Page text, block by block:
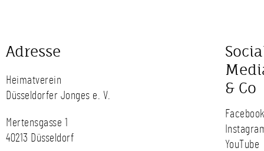
Adresse
Heimatverein
Düsseldorfer Jonges e. V.
Mertensgasse 1
40213 Düsseldorf
& Co
YouTube